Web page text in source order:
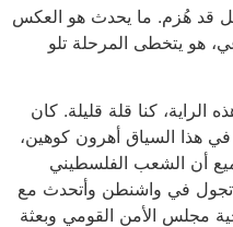
قد هُزم. ما يحدث هو العكس
هو يتخطى المرحلة تلو
رفعنا هذه الراية، كنا قلة قليلة. كان
هذا السياق أهرون كوهين،
أن الشعب الفلسطيني
في واشنطن وأتحدث مع
مجلس الأمن القومي وبعثة